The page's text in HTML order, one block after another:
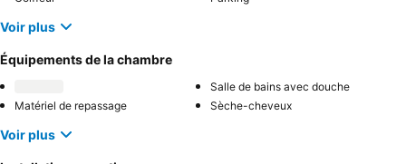
Voir plus
Équipements de la chambre
Salle de bains avec douche
Matériel de repassage
Sèche-cheveux
Voir plus